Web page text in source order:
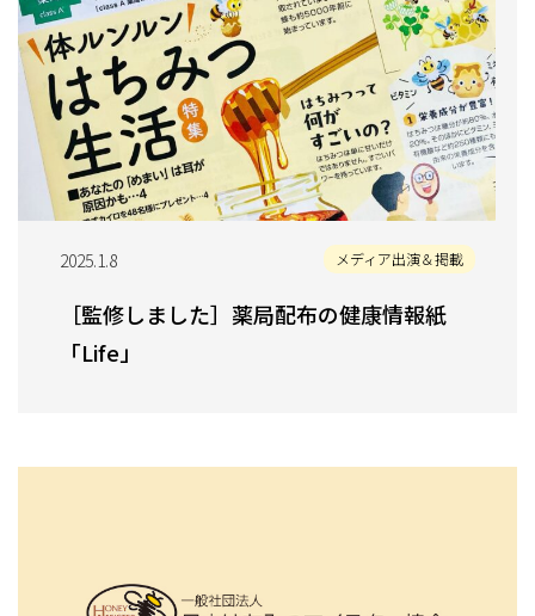
2025.1.8 メディア出演＆掲載
［監修しました］薬局配布の健康情報紙
「Life」